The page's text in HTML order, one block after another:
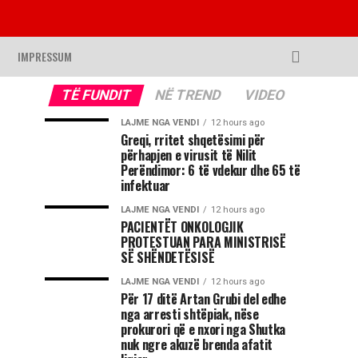
IMPRESSUM
TË FUNDIT NË TREND VIDEO
LAJME NGA VENDI 12 hours ago
Greqi, rritet shqetësimi për
përhapjen e virusit të Nilit
Perëndimor: 6 të vdekur dhe 65 të
infektuar
LAJME NGA VENDI 12 hours ago
PACIENTËT ONKOLOGJIK
PROTESTUAN PARA MINISTRISË
SË SHËNDETËSISË
LAJME NGA VENDI 12 hours ago
Për 17 ditë Artan Grubi del edhe
nga arresti shtëpiak, nëse
prokurori që e nxori nga Shutka
nuk ngre akuzë brenda afatit